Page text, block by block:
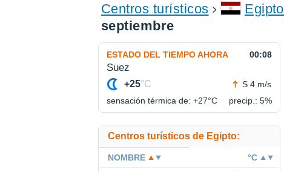
Centros turísticos Egipto
septiembre
ESTADO DEL TIEMPO AHORA 00:08
Suez
+25°C
S 4 m/s
sensación térmica de: +27°C precip.: 5%
Centros turísticos de Egipto:
NOMBRE °C